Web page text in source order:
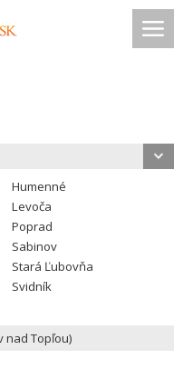
Humenné
Levoča
Poprad
Sabinov
Stará Ľubovňa
Svidník